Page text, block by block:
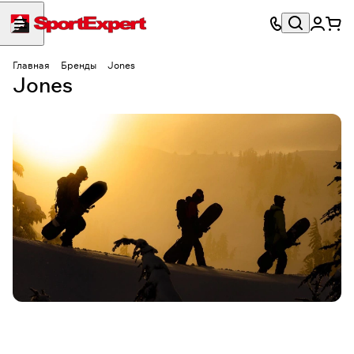
Главная Бренды Jones
Jones